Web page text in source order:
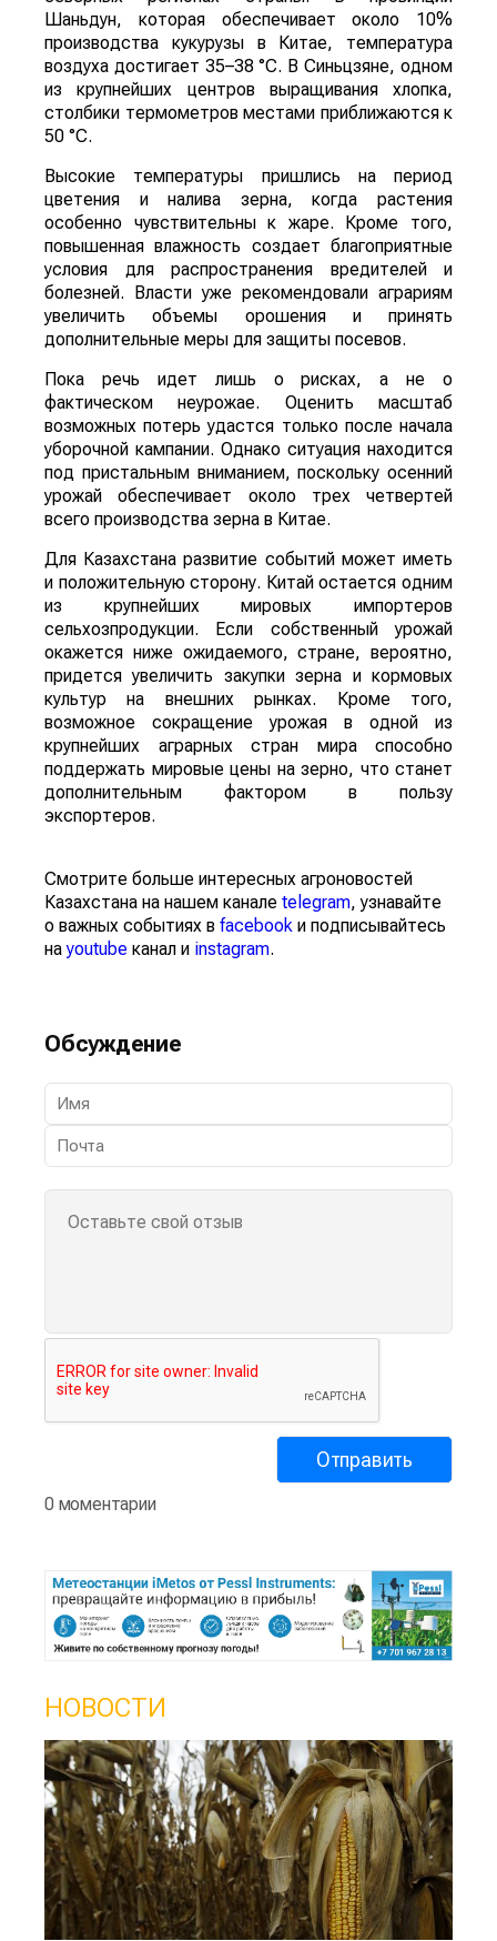
Шаньдун, которая обеспечивает около 10%
производства кукурузы в Китае, температура
воздуха достигает 35–38 °C. В Синьцзяне, одном
из крупнейших центров выращивания хлопка,
столбики термометров местами приближаются к
50 °C.
Высокие температуры пришлись на период
цветения и налива зерна, когда растения
особенно чувствительны к жаре. Кроме того,
повышенная влажность создает благоприятные
условия для распространения вредителей и
болезней. Власти уже рекомендовали аграриям
увеличить объемы орошения и принять
дополнительные меры для защиты посевов.
Пока речь идет лишь о рисках, а не о
фактическом неурожае. Оценить масштаб
возможных потерь удастся только после начала
уборочной кампании. Однако ситуация находится
под пристальным вниманием, поскольку осенний
урожай обеспечивает около трех четвертей
всего производства зерна в Китае.
Для Казахстана развитие событий может иметь
и положительную сторону. Китай остается одним
из крупнейших мировых импортеров
сельхозпродукции. Если собственный урожай
окажется ниже ожидаемого, стране, вероятно,
придется увеличить закупки зерна и кормовых
культур на внешних рынках. Кроме того,
возможное сокращение урожая в одной из
крупнейших аграрных стран мира способно
поддержать мировые цены на зерно, что станет
дополнительным фактором в пользу
экспортеров.
Смотрите больше интересных агроновостей
Казахстана на нашем канале telegram, узнавайте
о важных событиях в facebook и подписывайтесь
наyoutube канал и instagram.
Обсуждение
0 моментарии
НОВОСТИ